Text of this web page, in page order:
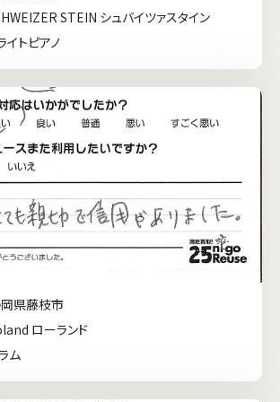
STEIN シュバイツァスタイン
イトピアノ
県藤枝市
ローランド
ム